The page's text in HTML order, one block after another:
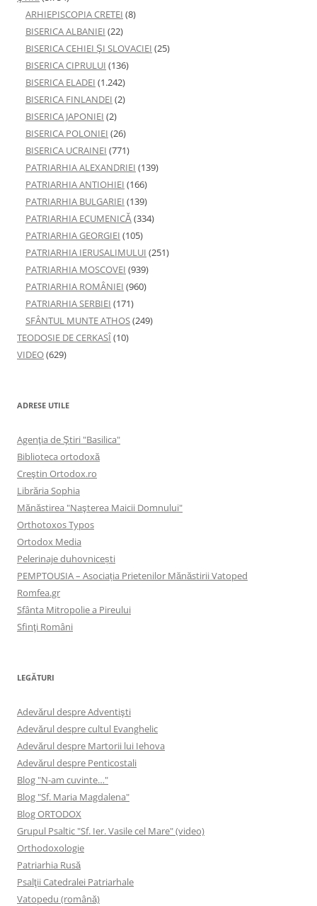
ARHIEPISCOPIA CRETEI (8)
BISERICA ALBANIEI (22)
BISERICA CEHIEI ŞI SLOVACIEI (25)
BISERICA CIPRULUI (136)
BISERICA ELADEI (1.242)
BISERICA FINLANDEI (2)
BISERICA JAPONIEI (2)
BISERICA POLONIEI (26)
BISERICA UCRAINEI (771)
PATRIARHIA ALEXANDRIEI (139)
PATRIARHIA ANTIOHIEI (166)
PATRIARHIA BULGARIEI (139)
PATRIARHIA ECUMENICĂ(334)
PATRIARHIA GEORGIEI (105)
PATRIARHIA IERUSALIMULUI (251)
PATRIARHIA MOSCOVEI (939)
PATRIARHIA ROMÂNIEI (960)
PATRIARHIA SERBIEI (171)
SFÂNTUL MUNTE ATHOS(249)
TEODOSIE DE CERKASÎ(10)
VIDEO(629)
ADRESE UTILE
Agenţia de Ştiri "Basilica"
Biblioteca ortodoxă
Creştin Ortodox.ro
Librăria Sophia
Mănăstirea "Naşterea Maicii Domnului"
Orthotoxos Typos
Ortodox Media
Pelerinaje duhovnicești
PEMPTOUSIA – Asociația Prietenilor Mănăstirii Vatoped
Romfea.gr
Sfânta Mitropolie a Pireului
Sfinţi Români
LEGĂTURI
Adevărul despre Adventişti
Adevărul despre cultul Evanghelic
Adevărul despre Martorii lui Iehova
Adevărul despre Penticostali
Blog "N-am cuvinte…"
Blog "Sf. Maria Magdalena"
Blog ORTODOX
Grupul Psaltic "Sf. Ier. Vasile cel Mare" (video)
Orthodoxologie
Patriarhia Rusă
Psalţii Catedralei Patriarhale
Vatopedu (română)